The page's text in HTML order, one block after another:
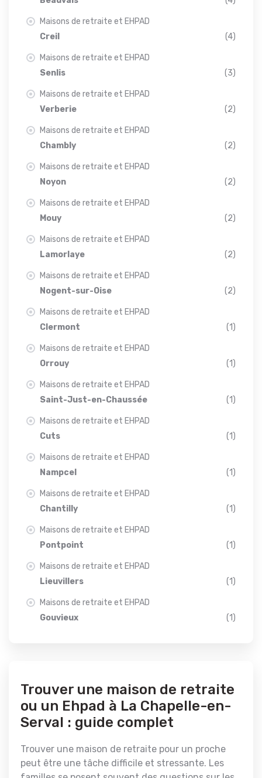
Maisons de retraite et EHPAD
Creil
(4)
Maisons de retraite et EHPAD
Senlis
(3)
Maisons de retraite et EHPAD
Verberie
(2)
Maisons de retraite et EHPAD
Chambly
(2)
Maisons de retraite et EHPAD
Noyon
(2)
Maisons de retraite et EHPAD
Mouy
(2)
Maisons de retraite et EHPAD
Lamorlaye
(2)
Maisons de retraite et EHPAD
Nogent-sur-Oise
(2)
Maisons de retraite et EHPAD
Clermont
(1)
Maisons de retraite et EHPAD
Orrouy
(1)
Maisons de retraite et EHPAD
Saint-Just-en-Chaussée
(1)
Maisons de retraite et EHPAD
Cuts
(1)
Maisons de retraite et EHPAD
Nampcel
(1)
Maisons de retraite et EHPAD
Chantilly
(1)
Maisons de retraite et EHPAD
Pontpoint
(1)
Maisons de retraite et EHPAD
Lieuvillers
(1)
Maisons de retraite et EHPAD
Gouvieux
(1)
Trouver une maison de retraite
ou un Ehpad à La Chapelle-en-
Serval : guide complet
Trouver une maison de retraite pour un proche
peut être une tâche difficile et stressante. Les